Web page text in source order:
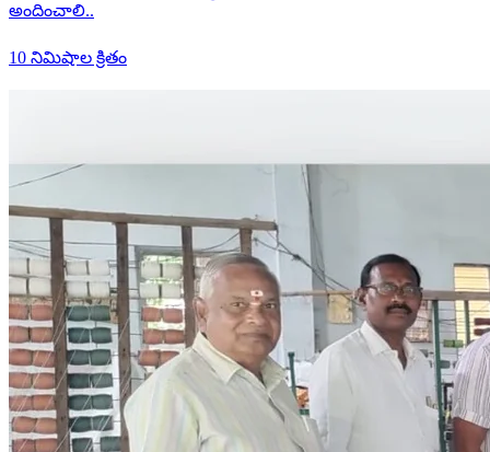
అందించాలి..
10 నిమిషాల క్రితం